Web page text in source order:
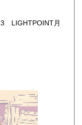
LIGHTPOINT月